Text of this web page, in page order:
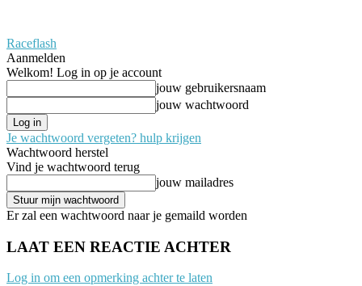
Raceflash
Aanmelden
Welkom! Log in op je account
jouw gebruikersnaam
jouw wachtwoord
Je wachtwoord vergeten? hulp krijgen
Wachtwoord herstel
Vind je wachtwoord terug
jouw mailadres
Er zal een wachtwoord naar je gemaild worden
LAAT EEN REACTIE ACHTER
Log in om een opmerking achter te laten